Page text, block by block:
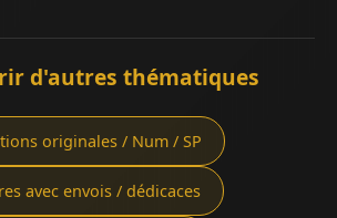
d'autres thématiques
originales / Num / SP
avec envois / dédicaces